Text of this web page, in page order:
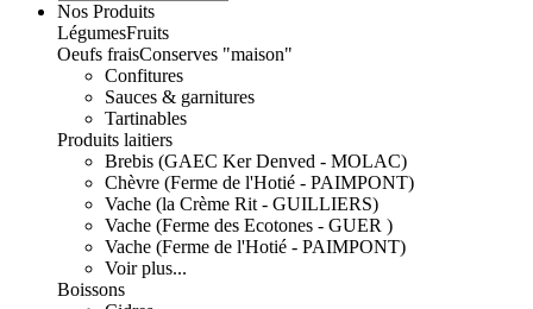
Nos Produits
LégumesFruits
Oeufs fraisConserves "maison"
Confitures
Sauces & garnitures
Tartinables
Produits laitiers
Brebis (GAEC Ker Denved - MOLAC)
Chèvre (Ferme de l'Hotié - PAIMPONT)
Vache (la Crème Rit - GUILLIERS)
Vache (Ferme des Ecotones - GUER )
Vache (Ferme de l'Hotié - PAIMPONT)
Voir plus...
Boissons